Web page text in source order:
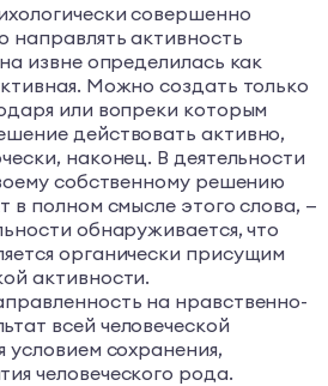
совершенно
направлять активность
извне определилась как
Можно создать только
или вопреки которым
действовать активно,
наконец. В деятельности
собственному решению
в полном смысле этого слова, —
обнаруживается, что
органически присущим
активности.
на нравственно-
всей человеческой
условием сохранения,
человеческого рода.